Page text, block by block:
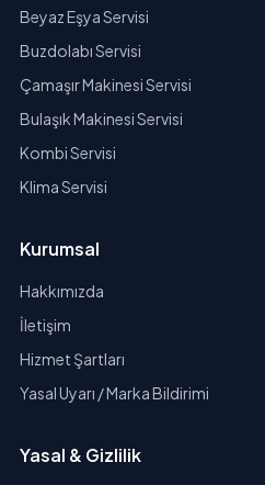
Beyaz Eşya Servisi
Buzdolabı Servisi
Çamaşır Makinesi Servisi
Bulaşık Makinesi Servisi
Kombi Servisi
Klima Servisi
Kurumsal
Hakkımızda
İletişim
Hizmet Şartları
Yasal Uyarı / Marka Bildirimi
Yasal & Gizlilik